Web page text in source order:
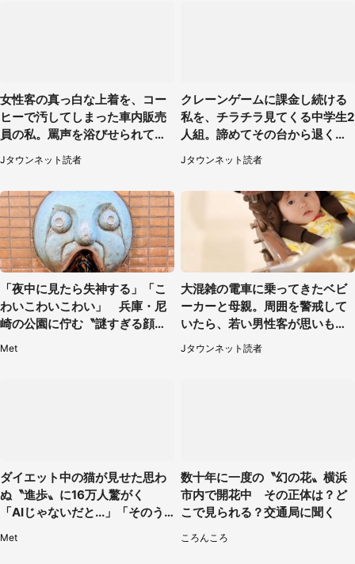
女性客の真っ白な上着を、コー
ヒーで汚してしまった車内販売
員の私。罵声を浴びせられても
当然の場面で言われたのは（神
奈川県・60代男性）
Jタウンネット読者
クレーンゲームに課金し続ける
私を、チラチラ見てくる中学生2
人組。諦めてその台から退く
と、後ろから声が（東京都・40
代女性）
Jタウンネット読者
「夜中に見たら失神する」「こ
わいこわいこわい」 兵庫・尼
崎の公園に佇む〝謎すぎる顔〟
Met
大混雑の電車に乗ってきたベビ
ーカーと母親。周囲を警戒して
いたら、若い男性客が思いもよ
らぬ行動に（東京都・50代女
性）
Jタウンネット読者
ダイエット中の猫が見せた思わ
ぬ〝進歩〟に16万人驚がく
「AIじゃないだと...」「そのう
Met
数十年に一度の〝幻の花〟横浜
市内で開花中 その正体は？ど
こで見られる？交通局に聞く
ころんころ